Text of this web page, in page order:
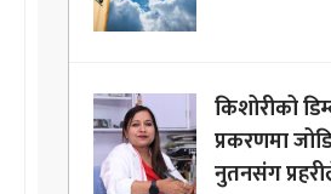
किशोरीको
प्रकरणमा
नुतनसंग